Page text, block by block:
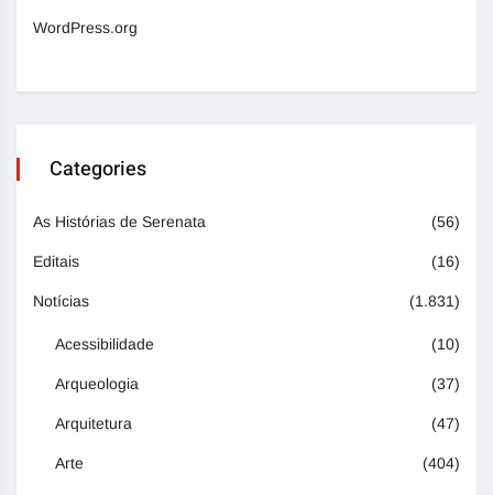
WordPress.org
Categories
As Histórias de Serenata (56)
Editais (16)
Notícias (1.831)
Acessibilidade (10)
Arqueologia (37)
Arquitetura (47)
Arte (404)